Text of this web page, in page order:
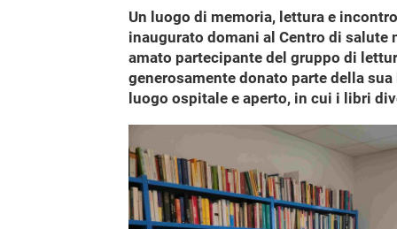
Un luogo di memoria, lettura e
inaugurato domani al Centro di salute
amato partecipante del gruppo di
generosamente donato parte della
luogo ospitale e aperto, in cui i libri